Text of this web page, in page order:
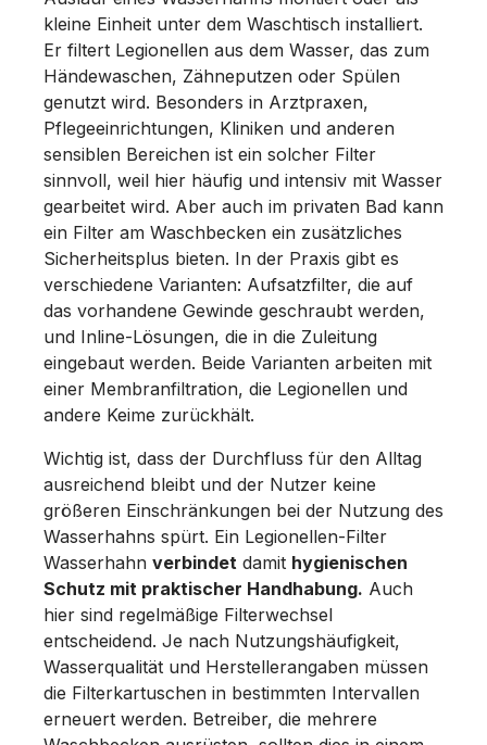
kleine Einheit unter dem Waschtisch installiert.
Er filtert Legionellen aus dem Wasser, das zum
Händewaschen, Zähneputzen oder Spülen
genutzt wird. Besonders in Arztpraxen,
Pflegeeinrichtungen, Kliniken und anderen
sensiblen Bereichen ist ein solcher Filter
sinnvoll, weil hier häufig und intensiv mit Wasser
gearbeitet wird. Aber auch im privaten Bad kann
ein Filter am Waschbecken ein zusätzliches
Sicherheitsplus bieten. In der Praxis gibt es
verschiedene Varianten: Aufsatzfilter, die auf
das vorhandene Gewinde geschraubt werden,
und Inline‑Lösungen, die in die Zuleitung
eingebaut werden. Beide Varianten arbeiten mit
einer Membranfiltration, die Legionellen und
andere Keime zurückhält.
Wichtig ist, dass der Durchfluss für den Alltag
ausreichend bleibt und der Nutzer keine
größeren Einschränkungen bei der Nutzung des
Wasserhahns spürt. Ein Legionellen-Filter
Wasserhahn verbindet damit hygienischen
Schutz mit praktischer Handhabung. Auch
hier sind regelmäßige Filterwechsel
entscheidend. Je nach Nutzungshäufigkeit,
Wasserqualität und Herstellerangaben müssen
die Filterkartuschen in bestimmten Intervallen
erneuert werden. Betreiber, die mehrere